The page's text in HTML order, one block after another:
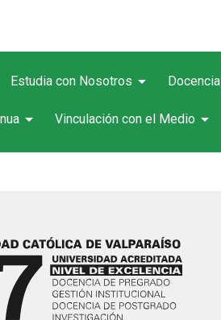
Estudia con Nosotros arrow_drop_down Docencia
arrow_drop_down Vinculación con el Medio arrow_drop_down